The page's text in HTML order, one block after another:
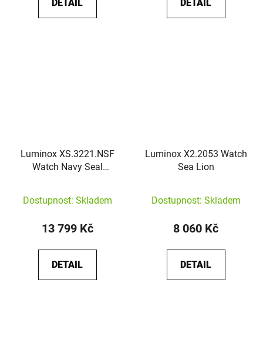
DETAIL DETAIL
Luminox XS.3221.NSF
Watch Navy Seal
Dostupnost: Skladem
13 799 Kč
DETAIL
Luminox X2.2053 Watch
Sea Lion
Dostupnost: Skladem
8 060 Kč
DETAIL